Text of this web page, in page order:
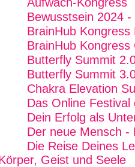
Bewusstsein 2024
BrainHub Kongress
BrainHub Kongress
Butterfly Summit
Butterfly Summit
Chakra Elevation
Das Online
Dein Erfolg als
Der neue Mensch -
Die Reise Deines
Geist und Seele